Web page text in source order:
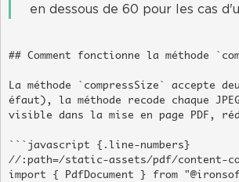
en dessous de 60 pour les cas
## Comment fonctionne la méthode
La méthode `compressSize`
éfaut), la méthode recode chaque
visible dans la mise en page PDF,
```javascript {.line-numbers}
//:path=/static-assets/pdf/content-
import { PdfDocument } from